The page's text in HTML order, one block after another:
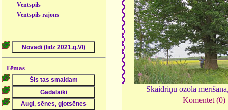
Ventspils
Ventspils rajons
Tēmas
Skaidriņu ozola
Komentēt (0)